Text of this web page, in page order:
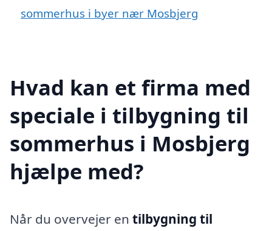
sommerhus i byer nær Mosbjerg
Hvad kan et firma med
speciale i tilbygning til
sommerhus i Mosbjerg
hjælpe med?
Når du overvejer en tilbygning til